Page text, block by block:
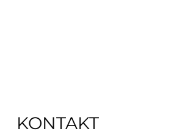
KONTAKT